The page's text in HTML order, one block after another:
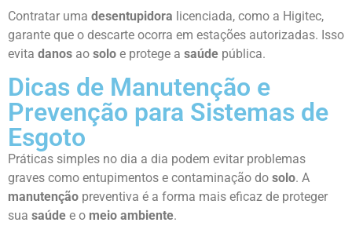
Contratar uma desentupidora licenciada, como a Higitec,
garante que o descarte ocorra em estações autorizadas. Isso
evita danos ao solo e protege a saúde pública.
Dicas de Manutenção e
Prevenção para Sistemas de
Esgoto
Práticas simples no dia a dia podem evitar problemas
graves como entupimentos e contaminação do solo. A
manutenção preventiva é a forma mais eficaz de proteger
sua saúde e o meio ambiente.